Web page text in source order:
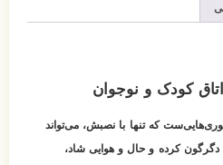
کودک و نوجوان
که تنها با نصبش، می‌تواند
دگرگون کرده و حال و هوایی شاد،